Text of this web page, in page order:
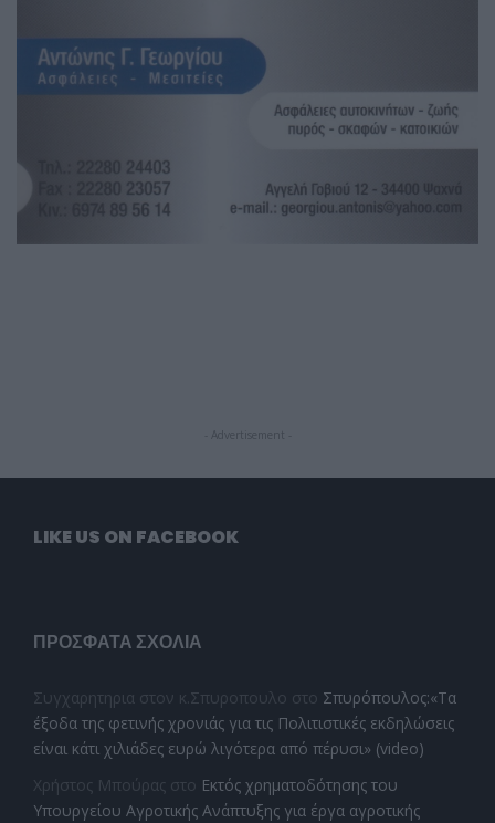
- Advertisement -
LIKE US ON FACEBOOK
ΠΡΌΣΦΑΤΑ ΣΧΌΛΙΑ
Συγχαρητηρια στον κ.Σπυροπουλο στο Σπυρόπουλος:«Τα
έξοδα της φετινής χρονιάς για τις Πολιτιστικές εκδηλώσεις
είναι κάτι χιλιάδες ευρώ λιγότερα από πέρυσι» (video)
Χρήστος Μπούρας στο Εκτός χρηματοδότησης του
Υπουργείου Αγροτικής Ανάπτυξης για έργα αγροτικής